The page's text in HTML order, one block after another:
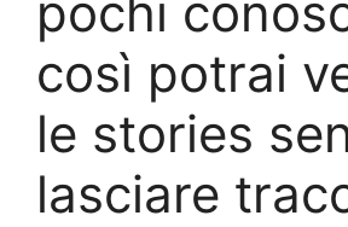
pochi
così potrai
le stories
lasciare